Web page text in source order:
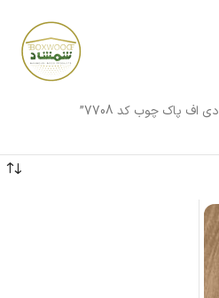
پاک چوب کد 7708”